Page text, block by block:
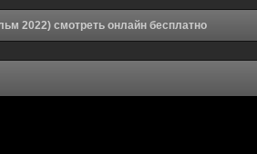
2022) смотреть онлайн бесплатно